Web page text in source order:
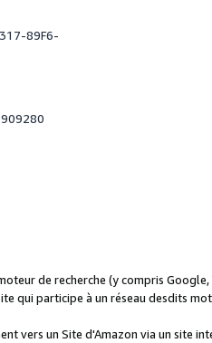
89F6-
de recherche (y compris
qui participe à un réseau desdits
vers un Site d'Amazon via un site